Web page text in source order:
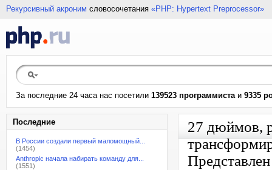
Рекурсивный акроним словосочетания «PHP: Hypertext Preprocessor»
За последние 24 часа нас посетили 139523 программистаи 9335
Последние
В России создали первый маломощный...
(1454)
Anthropic начала набирать команду для...
(1551)
27 дюймов,